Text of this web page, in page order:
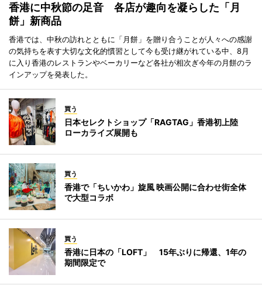
香港に中秋節の足音 各店が趣向を凝らした「月
餅」新商品
香港では、中秋の訪れとともに「月餅」を贈り合うことが人々への感謝
の気持ちを表す大切な文化的慣習として今も受け継がれている中、8月
に入り香港のレストランやベーカリーなど各社が相次ぎ今年の月餅のラ
インアップを発表した。
買う
日本セレクトショップ「RAGTAG」香港初上陸
ローカライズ展開も
買う
香港で「ちいかわ」旋風 映画公開に合わせ街全体
で大型コラボ
買う
香港に日本の「LOFT」 15年ぶりに帰還、1年の
期間限定で